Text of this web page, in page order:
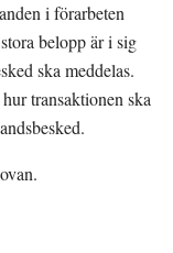
i förarbeten
belopp är i sig
ska meddelas.
transaktionen ska